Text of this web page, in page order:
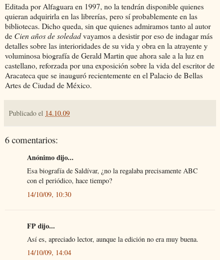
Editada por Alfaguara en 1997, no la tendrán disponible quienes
quieran adquirirla en las librerías, pero sí probablemente en las
bibliotecas. Dicho queda, sin que quienes admiramos tanto al autor
de Cien años de soledadvayamos a desistir por eso de indagar más
detalles sobre las interioridades de su vida y obra en la atrayente y
voluminosa biografía de Gerald Martin que ahora sale a la luz en
castellano, reforzada por una exposición sobre la vida del escritor de
Aracateca que se inauguró recientemente en el Palacio de Bellas
Artes de Ciudad de México.
Publicado el 14.10.09
6 comentarios:
Anónimo dijo...
Esa biografía de Saldívar, ¿no la regalaba precisamente ABC
con el periódico, hace tiempo?
14/10/09, 10:30
FP dijo...
Así es, apreciado lector, aunque la edición no era muy buena.
14/10/09, 14:04